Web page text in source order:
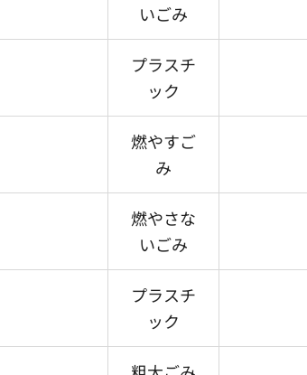
いごみ
プラスチ
ック
燃やすご
み
燃やさな
いごみ
プラスチ
ック